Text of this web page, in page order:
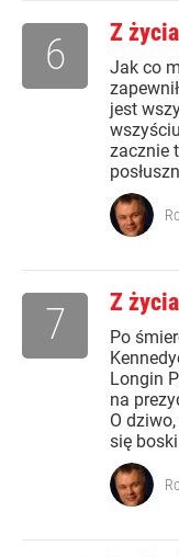
Z
Jak co
jest
zacznie
6
Z
Po
Longin
na
O
się
7